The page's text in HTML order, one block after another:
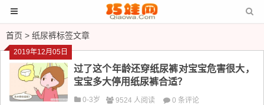
首页 > 纸尿裤标签文章
2019年12月05日
过了这个年龄还穿纸尿裤对宝宝危害很大，
宝宝多大停用纸尿裤合适？
0-3岁 9524 人阅读 0 条评论